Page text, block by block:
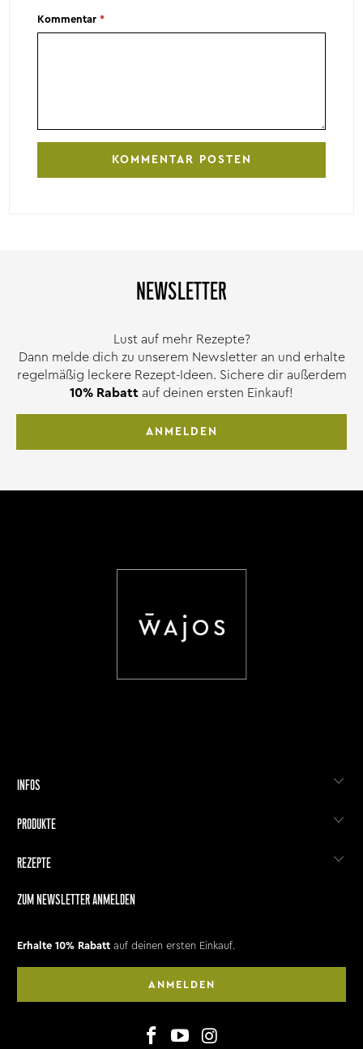
Kommentar*
NEWSLETTER
Lust auf mehr Rezepte?
Dann melde dich zu unserem Newsletter an und erhalte
regelmäßig leckere Rezept-Ideen. Sichere dir außerdem
10% Rabatt auf deinen ersten Einkauf!
ANMELDEN
INFOS
PRODUKTE
REZEPTE
ZUM NEWSLETTER ANMELDEN
Erhalte 10% Rabatt auf deinen ersten Einkauf.
ANMELDEN